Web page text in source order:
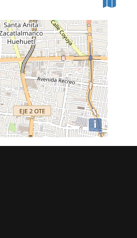
i